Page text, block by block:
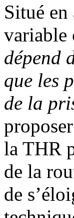
Situé
variable
dépend
que les
de la
la THR
de la
de